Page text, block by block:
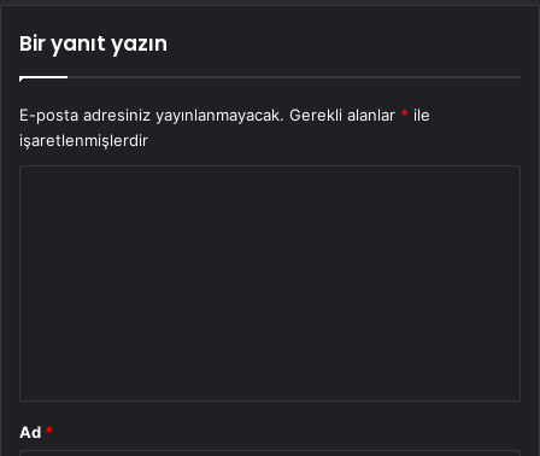
Bir yanıt yazın
E-posta adresiniz yayınlanmayacak. Gerekli alanlar * ile
işaretlenmişlerdir
Ad *